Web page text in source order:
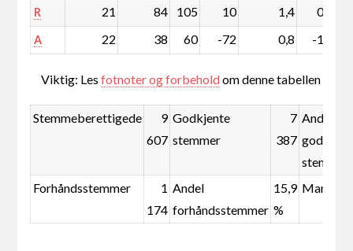
R 21 84 105 10 1,4 0,1
A 22 38 60 -72 0,8 -1,1
Viktig: Lesfotnoter og forbeholdom denne tabellen
Stemmeberettigede
9
607
Godkjente
stemmer
7
387
Andel
stemmer
Forhåndsstemmer
1
174
Andel
forhåndsstemmer
15,9
%